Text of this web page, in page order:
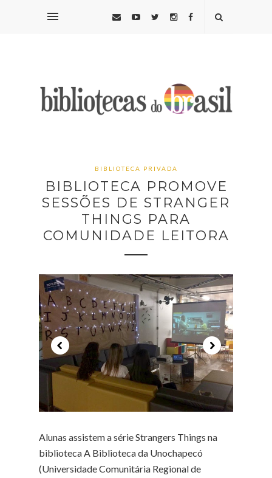
BIBLIOTECA PRIVADA
BIBLIOTECA PROMOVE
SESSÕES DE STRANGER
THINGS PARA
COMUNIDADE LEITORA
Alunas assistem a série Strangers Things na
biblioteca A Biblioteca da Unochapecó
(Universidade Comunitária Regional de